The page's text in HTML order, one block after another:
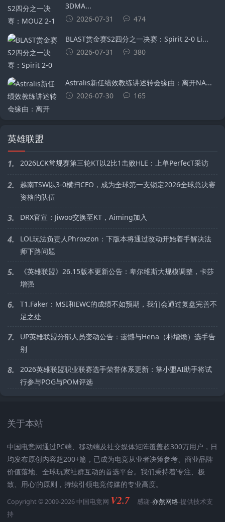
3DMA...
2026-07-31
474
BLAST赏金赛S2四分之一决赛：Spirit 2-0 Li...
2026-07-31
380
Astralis新任绩效教练讲述转会缘由：离开NA...
2026-07-30
165
英雄联盟
1. 2026LCK常规赛第三轮KT以2比1击败HLE：上单PerfecT采访
2.
越南TSW以3-0横扫CFO，成为全球第一支锁定2026全球总决赛
资格的队伍
3. DRX官宣：Jiwoo交换至KT，Aiming加入
4.
LOL玩法负责人Phroxzon：下版本将通过改动开始着手解决法
师下路问题
5.
《英雄联盟》26.15版本更新公告：卑尔维斯大规模调整，卡莎
增强
6.
T1.Faker：MSI和EWC的成绩不如预期，我们会通过复盘完善不
足之处
7.
UP英雄联盟分部人员变动公告：遗憾与Hena（朴增煥）选手告
别
8.
2026英雄联盟职业联赛选手荣誉体系更新：掌小盟AI助手将试
行参与POG与POM评选
关于本站
中国电竞网通过PC端、移动端及社交媒体矩阵覆盖超300万用户，日
均发布原创内容超200+篇，已成为电竞从业者决策参考、商业品牌
价值落地、全球玩家社群互动的首选平台。我们秉持着’专注、极
致、用心‘的原则，持续引领电竞传媒的专业高度。
Copyright © 2009-2026 中国电竞网 V2.7 感谢-亦然网络-提供技术支
持